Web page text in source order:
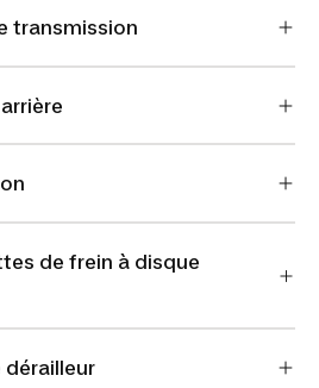
transmission
de frein à disque
dérailleur